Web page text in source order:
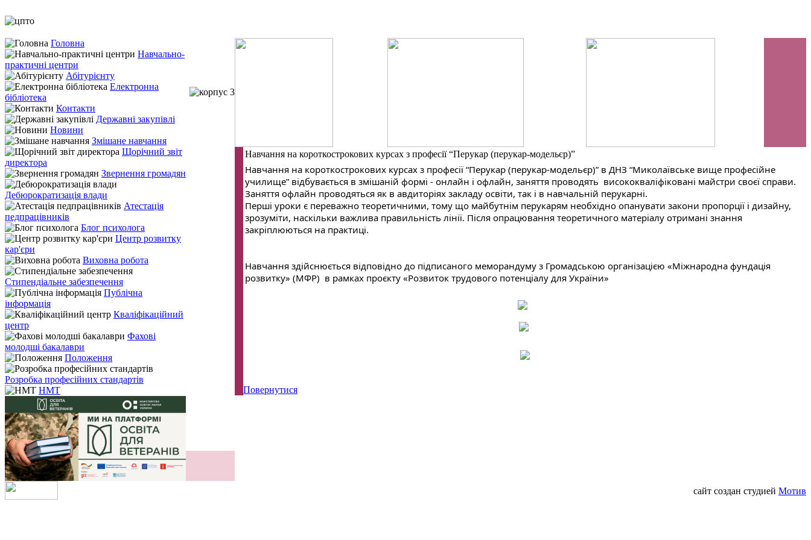
Головна
Навчально-
практичні центри
Абітурієнту
Електронна
бібліотека
Контакти
Державні закупівлі
Новини
Змішане навчання
Щорічний звіт
директора
Звернення громадян
Дебюрократизація влади
Атестація
педпрацівників
Блог психолога
Центр розвитку
кар'єри
Виховна робота
Стипендіальне забезпечення
Публічна
інформація
Кваліфікаційний
центр
Фахові
молодші бакалаври
Положення
Розробка професійних стандартів
НМТ
Навчання на короткострокових курсах з професії “Перукар (перукар-модельєр)”
Навчання на короткострокових курсах з професії “Перукар (перукар-модельєр)” в ДНЗ “Миколаївське вище професійне
училище” відбувається в змішаній формі - онлайн і офлайн, заняття проводять  висококваліфіковані майстри своєї справи.
Заняття офлайн проводяться як в авдиторіях закладу освіти, так і в навчальній перукарні.
Перші уроки є переважно теоретичними, тому що майбутнім перукарям необхідно опанувати закони пропорції і дизайну,
зрозуміти, наскільки важлива правильність лінії. Після опрацювання теоретичного матеріалу отримані знання
закріплюються на практиці.
Навчання здійснюється відповідно до підписаного меморандуму з Громадською організацією «Міжнародна фундація
розвитку» (МФР)  в рамках проєкту «Розвиток трудового потенціалу для України»
Повернутися
сайт создан студией Мотив